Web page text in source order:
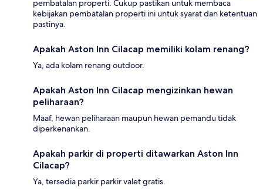
pembatalan properti. Cukup pastikan untuk membaca
kebijakan pembatalan properti ini untuk syarat dan ketentuan
pastinya.
Apakah Aston Inn Cilacap memiliki kolam renang?
Ya, ada kolam renang outdoor.
Apakah Aston Inn Cilacap mengizinkan hewan
peliharaan?
Maaf, hewan peliharaan maupun hewan pemandu tidak
diperkenankan.
Apakah parkir di properti ditawarkan Aston Inn
Cilacap?
Ya, tersedia parkir parkir valet gratis.